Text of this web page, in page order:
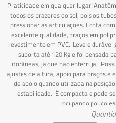
Praticidade em qualquer lugar!
todos os prazeres do sol, pois os
pressionar as articulações. Conta
excelente qualidade, braços em
revestimento em PVC. Leve e
suporta até 120 Kg e foi pensada
litorâneas, já que não enferruja.
ajustes de altura, apoio para braços e
de apoio quando utilizada na
estabilidade. É compacta e pode
ocupando pouco